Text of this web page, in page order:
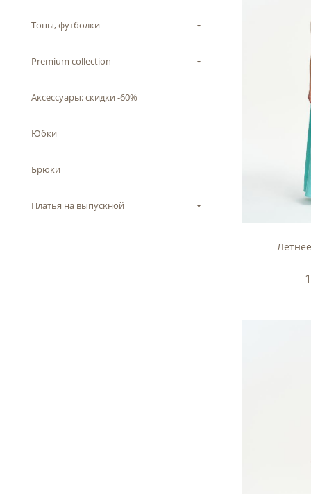
Топы, футболки
Premium collection
Аксессуары: скидки -60%
Юбки
Брюки
Платья на выпускной